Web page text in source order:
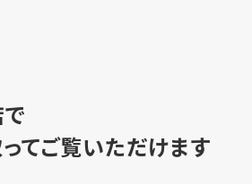
てご覧いただけます